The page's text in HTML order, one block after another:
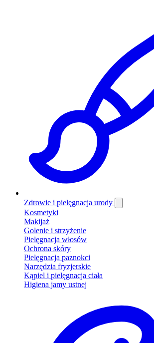
Zdrowie i pielęgnacja urody
Kosmetyki
Makijaż
Golenie i strzyżenie
Pielęgnacja włosów
Ochrona skóry
Pielęgnacja paznokci
Narzędzia fryzjerskie
Kąpiel i pielęgnacja ciała
Higiena jamy ustnej